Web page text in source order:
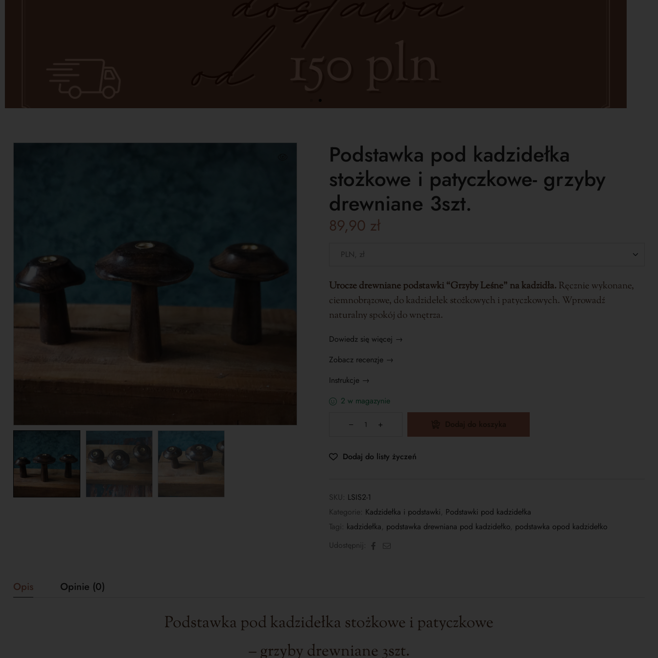
Podstawka pod kadzidełka
stożkowe i patyczkowe- grzyby
drewniane 3szt.
89,90 zł
Urocze drewniane podstawki “Grzyby Leśne” na kadzidła. Ręcznie wykonane,
ciemnobrązowe, do kadzidełek stożkowych i patyczkowych. Wprowadź
naturalny spokój do wnętrza.
Dowiedz się więcej →
Zobacz recenzje →
Instrukcje →
2 w magazynie
Dodaj do listy życzeń
SKU: LSIS2-1
Kategorie: Kadzidełka i podstawki, Podstawki pod kadzidełka
Tagi: kadzidełka, podstawka drewniana pod kadzidełko, podstawka opod kadzidełko
Udostępnij:
Facebook
E-
Opis Opinie (0)
Podstawka pod kadzidełka stożkowe i patyczkowe
– grzyby drewniane 3szt.